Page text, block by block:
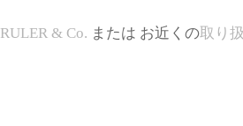
RULER & Co. または お近くの取り